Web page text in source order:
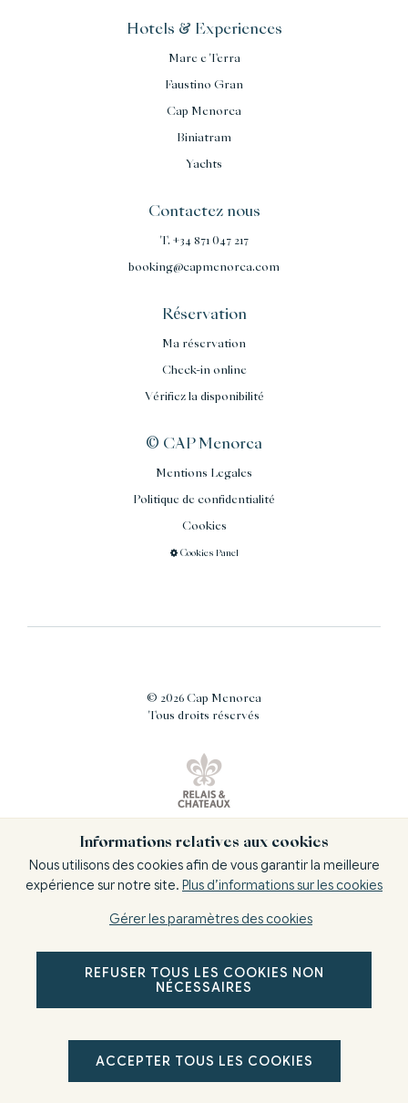
Hotels & Experiences
Mare e Terra
Faustino Gran
Cap Menorca
Biniatram
Yachts
Contactez nous
T. +34 871 047 217
booking@capmenorca.com
Réservation
Ma réservation
Check-in online
Vérifiez la disponibilité
© CAP Menorca
Mentions Legales
Politique de confidentialité
Cookies
Cookies Panel
© 2026 Cap Menorca
Tous droits réservés
With byGuestPro
Récupération d'une zone totalement abandonnée, à usage
militaire et privé, destinée au grand public et à un tourisme de
qualité, éco-responsable, avec une capacité d'accueil de 30
Informations relatives aux cookies
Nous utilisons des cookies afin de vous garantir la meilleure
expérience sur notre site. Plus d’informations sur les cookies
Gérer les paramètres des cookies
REFUSER TOUS LES COOKIES NON
NÉCESSAIRES
ACCEPTER TOUS LES COOKIES